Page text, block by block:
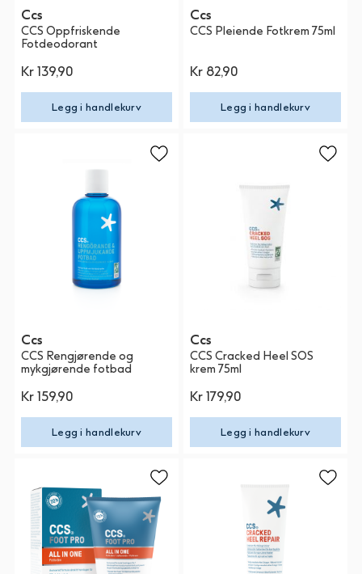
Ccs
CCS Oppfriskende
Fotdeodorant
Kr 139,90
Legg i handlekurv
Ccs
CCS Pleiende Fotkrem 75ml
Kr 82,90
Legg i handlekurv
Ccs
CCS Rengjørende og
mykgjørende fotbad
Kr 159,90
Legg i handlekurv
Ccs
CCS Cracked Heel SOS
krem 75ml
Kr 179,90
Legg i handlekurv